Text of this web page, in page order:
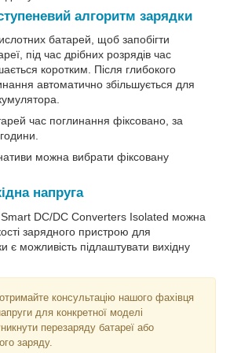
алгоритм зарядки
батарей, щоб запобігти
під час дрібних розрядів час
коротким. Після глибокого
автоматично збільшується для
час поглинання фіксовано, за
можна вибрати фіксовану
напруга
DC/DC Converters Isolated можна
зарядного пристрою для
є можливість підлаштувати вихідну
консультацію нашого фахівця
для конкретної моделі
перезаряду батареї або
заряду.